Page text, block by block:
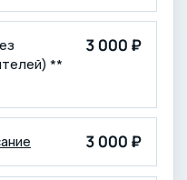
**
3 000 ₽
3 000 ₽